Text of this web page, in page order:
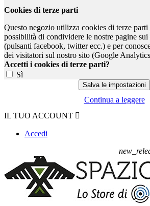
Cookies di terze parti
Questo negozio utilizza cookies di terze parti
possibilità di condividere le nostre pagine
(pulsanti facebook, twitter ecc.) e per
dei visitatori sul nostro sito (Google
Accetti i cookies di terze parti?
Sì
Continua a leggere
IL TUO ACCOUNT 
Accedi